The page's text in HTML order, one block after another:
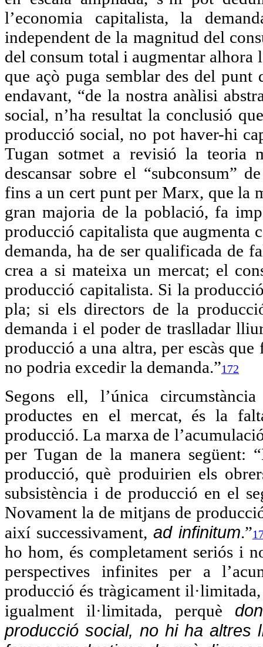
l’economia capitalista, la
independent de la magnitud del
del consum total i augmentar alhora
que açò puga semblar des del punt
endavant, “de la nostra anàlisi
social, n’ha resultat la conclusió
producció social, no pot haver-hi
Tugan sotmet a revisió la teoria
descansar sobre el “subconsum”
fins a un cert punt per Marx, que la
gran majoria de la població, fa
producció capitalista que augmenta
demanda, ha de ser qualificada de
crea a si mateixa un mercat; el
producció capitalista. Si la
pla; si els directors de la
demanda i el poder de traslladar
producció a una altra, per escàs
no podria excedir la demanda.”172
Segons ell, l’única
productes en el mercat, és la
producció. La marxa de
per Tugan de la manera següent:
producció, què produirien els
subsistència i de producció en el
Novament la de mitjans de
així successivament, ad infinitum.”
ho hom, és completament seriós i
perspectives infinites per a
producció és tràgicament
igualment il·limitada, perquè
producció social, no hi ha altres